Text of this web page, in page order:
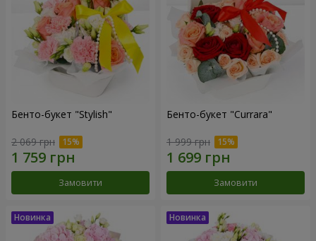
Бенто-букет "Stylish"
2 069 грн
Замовити
Бенто-букет "Currara"
1 999 грн
Замовити